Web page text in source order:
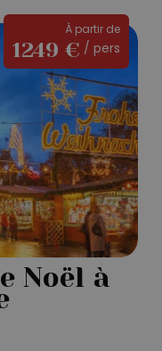
Noël à
À partir de
1249 € / pers